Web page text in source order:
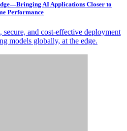
AI Applications Closer to
Performance
and cost-effective deployment
models globally, at the edge.